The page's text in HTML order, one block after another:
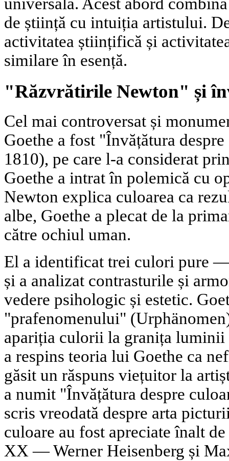
de știință cu intuiția artistului.
activitatea științifică și
similare în esență.
"Răzvrătirile Newton" și
Cel mai controversat și
Goethe a fost "Învățătura
1810), pe care l-a considerat
Goethe a intrat în polemică cu
Newton explica culoarea ca
albe, Goethe a plecat de la
către ochiul uman.
El a identificat trei culori pure
și a analizat contrasturile și
vedere psihologic și estetic.
"prafenomenului"
apariția culorii la granița
a respins teoria lui Goethe ca
găsit un răspuns viețuitor la
a numit "Învățătura despre
scris vreodată despre arta
culoare au fost apreciate înalt
XX — Werner Heisenberg și